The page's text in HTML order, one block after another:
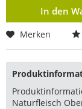
In den
Merken
Naturfleisch